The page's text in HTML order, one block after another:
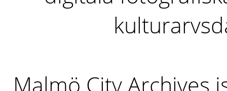
Malmö City Archives